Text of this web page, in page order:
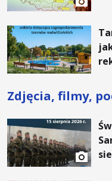
Zdjęcia, filmy,